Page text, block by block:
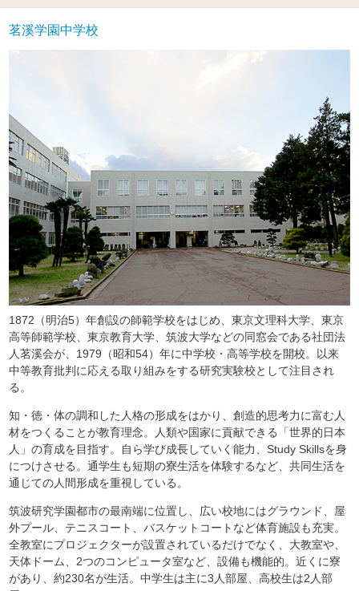
茗溪学園中学校
1872（明治5）年創設の師範学校をはじめ、東京文理科大学、東京
高等師範学校、東京教育大学、筑波大学などの同窓会である社団法
人茗溪会が、1979（昭和54）年に中学校・高等学校を開校。以来
中等教育批判に応える取り組みをする研究実験校として注目され
る。
知・徳・体の調和した人格の形成をはかり、創造的思考力に富む人
材をつくることが教育理念。人類や国家に貢献できる「世界的日本
人」の育成を目指す。自ら学び成長していく能力、Study Skillsを身
につけさせる。通学生も短期の寮生活を体験するなど、共同生活を
通じての人間形成を重視している。
筑波研究学園都市の最南端に位置し、広い校地にはグラウンド、屋
外プール、テニスコート、バスケットコートなど体育施設も充実。
全教室にプロジェクターが設置されているだけでなく、大教室や、
天体ドーム、2つのコンピュータ室など、設備も機能的。近くに寮
があり、約230名が生活。中学生は主に3人部屋、高校生は2人部